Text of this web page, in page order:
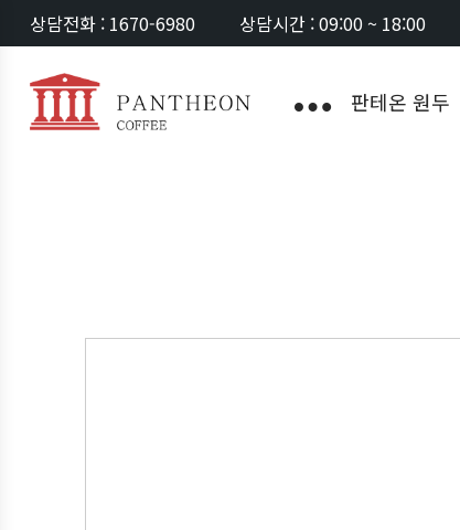
상담전화 : 1670-6980 상담시간 : 09:00 ~ 18:00
판테온 원두